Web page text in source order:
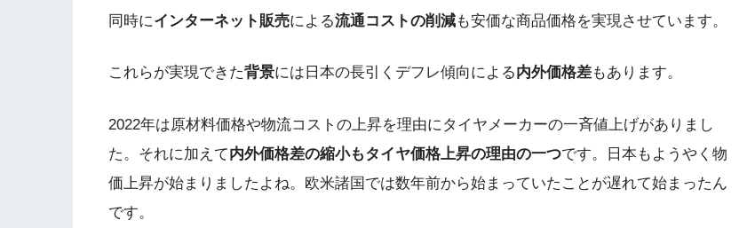
同時にインターネット販売による流通コストの削減も安価な商品価格を実現させています。
これらが実現できた背景には日本の長引くデフレ傾向による内外価格差もあります。
2022年は原材料価格や物流コストの上昇を理由にタイヤメーカーの一斉値上げがありまし
た。それに加えて内外価格差の縮小もタイヤ価格上昇の理由の一つです。日本もようやく物
価上昇が始まりましたよね。欧米諸国では数年前から始まっていたことが遅れて始まったん
です。